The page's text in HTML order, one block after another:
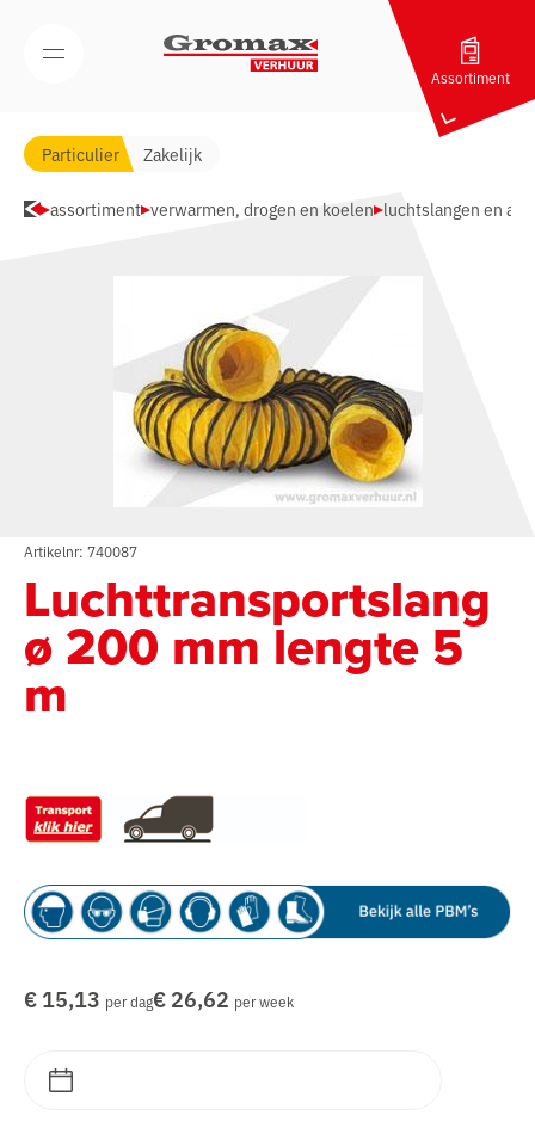
Open/Sluit mobiel menu
Assortiment
Particulier Zakelijk
assortiment verwarmen, drogen en koelen luchtslangen en
Artikelnr: 740087
Luchttransportslang
ø 200 mm lengte 5
m
€ 15,13 per dag€ 26,62 per week